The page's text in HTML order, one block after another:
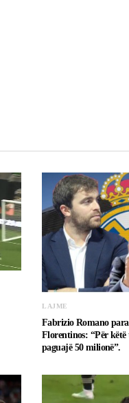
LAJME
Fabrizio Romano
Florentinos: “Për
paguajë 50 milionë”.